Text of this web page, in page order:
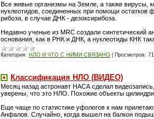
Все живые организмы на Земле, а также вирусы,
нуклеотидов, соединенных при помощи остатков
рибоза, в случае ДНК - дезоксирибоза.
Недавно ученые из MRC создали синтетический
основания, как в РНК и ДНК, а нуклеотиды КНК
Категория: НЛО И ЧТО С НИМИ СВЯЗАНО Просмотров:
Классификация НЛО (ВИДЕО)
Месяц назад астронавт НАСА сделал
уверены, что это НЛО. Похожие объекты
Еще чаще по статистике уфологов к нам
Анфалов. Случайно, когда вышел на балкон